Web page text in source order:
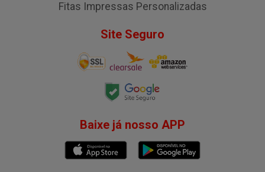
Fitas Impressas Personalizadas
Site Seguro
Baixe já nosso APP